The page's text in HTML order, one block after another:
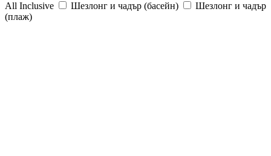
All Inclusive
Шезлонг и чадър (басейн)
Шезлонг и чадър
(плаж)